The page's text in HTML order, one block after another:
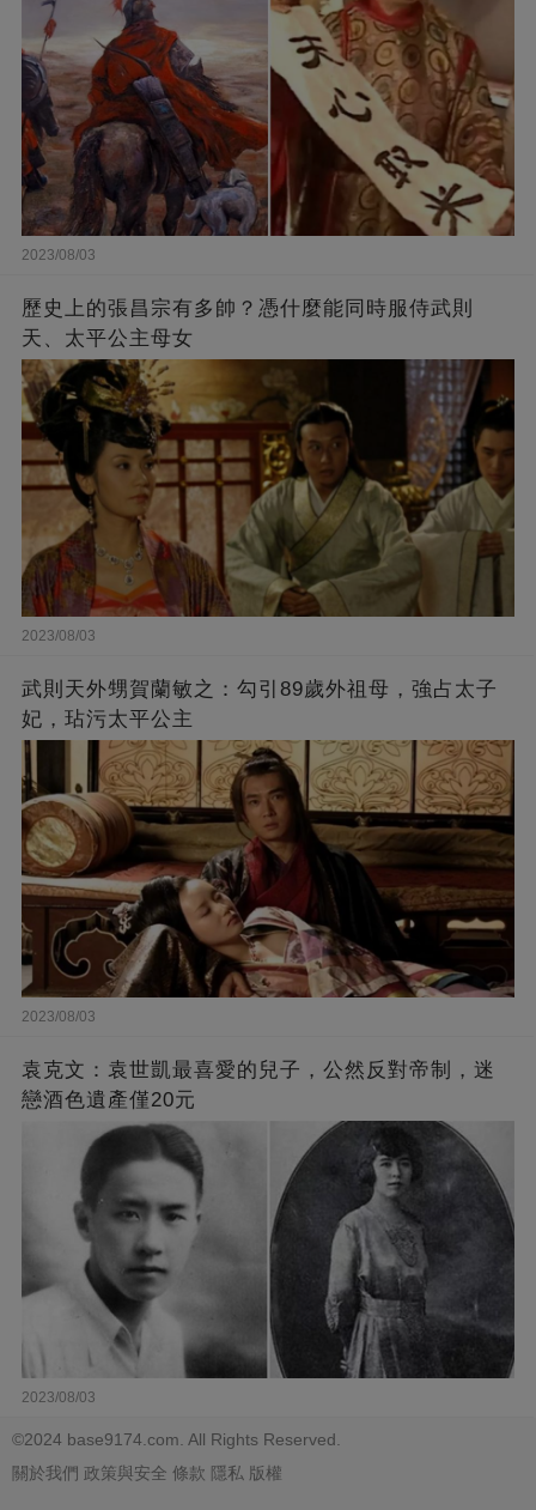
2023/08/03
歷史上的張昌宗有多帥？憑什麼能同時服侍武則
天、太平公主母女
2023/08/03
武則天外甥賀蘭敏之：勾引89歲外祖母，強占太子
妃，玷污太平公主
2023/08/03
袁克文：袁世凱最喜愛的兒子，公然反對帝制，迷
戀酒色遺產僅20元
2023/08/03
©2024 base9174.com. All Rights Reserved.
關於我們 政策與安全 條款 隱私 版權